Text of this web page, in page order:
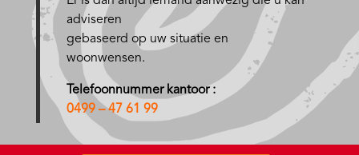
adviseren
gebaseerd op uw situatie en
woonwensen.
Telefoonnummer kantoor :
0499 – 47 61 99